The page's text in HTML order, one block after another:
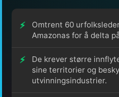
Omtrent 60
Amazonas for å delta
De krever større
sine territorier og
utvinningsindustrier.